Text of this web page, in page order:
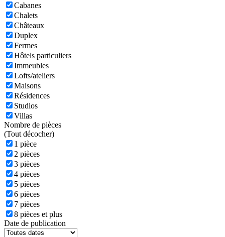
Cabanes
Chalets
Châteaux
Duplex
Fermes
Hôtels particuliers
Immeubles
Lofts/ateliers
Maisons
Résidences
Studios
Villas
Nombre de pièces
(Tout décocher)
1 pièce
2 pièces
3 pièces
4 pièces
5 pièces
6 pièces
7 pièces
8 pièces et plus
Date de publication